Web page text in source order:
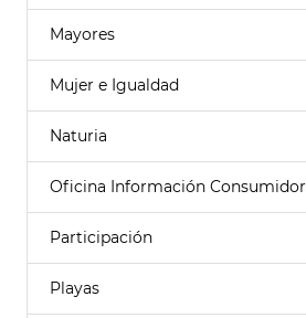
Mayores
Mujer e Igualdad
Naturia
Oficina Información Consumidor
Participación
Playas